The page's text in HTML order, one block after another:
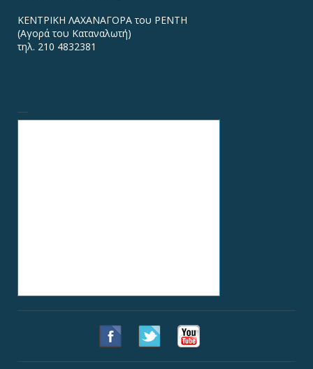
ΚΕΝΤΡΙΚΗ ΛΑΧΑΝΑΓΟΡΑ του ΡΕΝΤΗ
(Αγορά του Καταναλωτή)
τηλ. 210 4832381